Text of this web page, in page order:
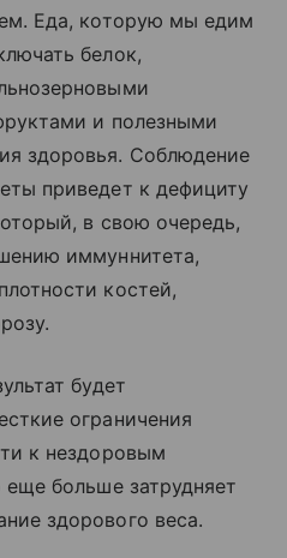
Еда, которую мы едим
белок,
и полезными
здоровья. Соблюдение
приведет к дефициту
в свою очередь,
иммуннитета,
костей,
будет
ограничения
к нездоровым
больше затрудняет
здорового веса.